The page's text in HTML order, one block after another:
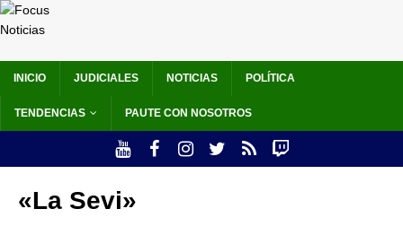
INICIO JUDICIALES NOTICIAS POLÍTICA
TENDENCIAS PAUTE CON NOSOTROS
«La Sevi»